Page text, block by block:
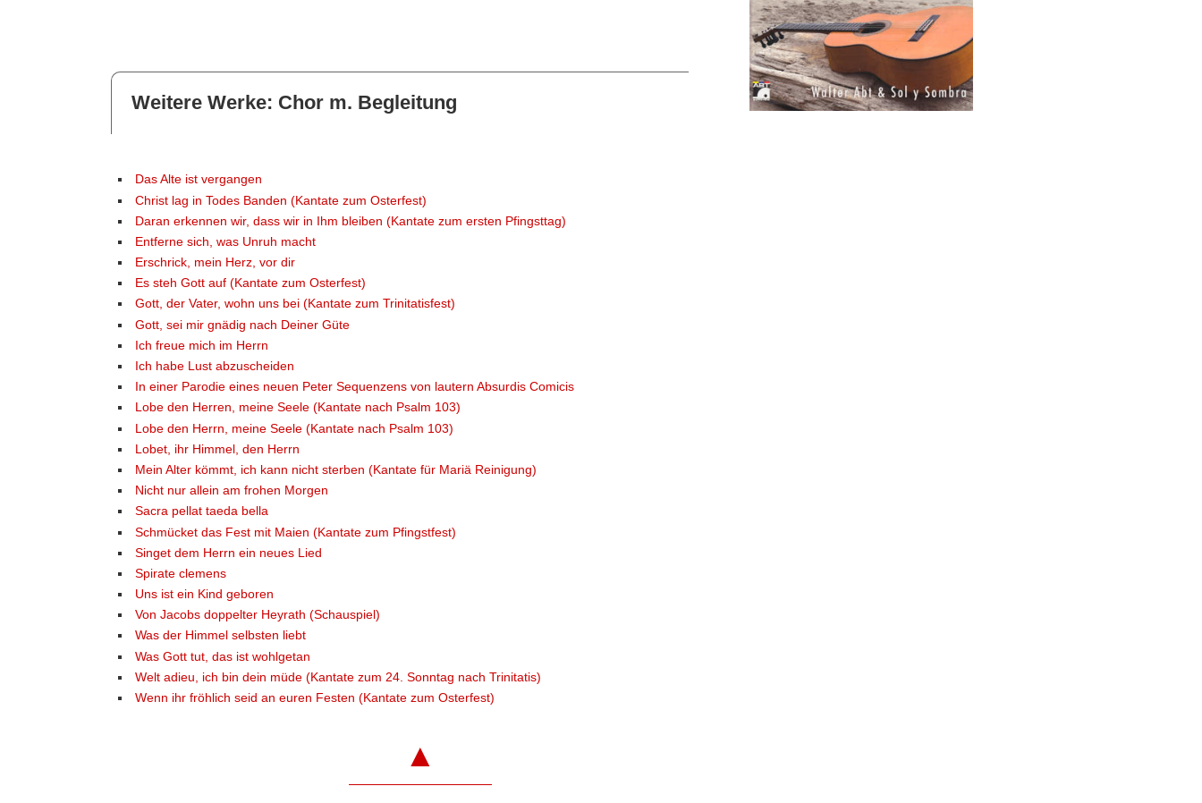
Weitere Werke: Chor m. Begleitung
Das Alte ist vergangen
Christ lag in Todes Banden (Kantate zum Osterfest)
Daran erkennen wir, dass wir in Ihm bleiben (Kantate zum ersten Pfingsttag)
Entferne sich, was Unruh macht
Erschrick, mein Herz, vor dir
Es steh Gott auf (Kantate zum Osterfest)
Gott, der Vater, wohn uns bei (Kantate zum Trinitatisfest)
Gott, sei mir gnädig nach Deiner Güte
Ich freue mich im Herrn
Ich habe Lust abzuscheiden
In einer Parodie eines neuen Peter Sequenzens von lautern Absurdis Comicis
Lobe den Herren, meine Seele (Kantate nach Psalm 103)
Lobe den Herrn, meine Seele (Kantate nach Psalm 103)
Lobet, ihr Himmel, den Herrn
Mein Alter kömmt, ich kann nicht sterben (Kantate für Mariä Reinigung)
Nicht nur allein am frohen Morgen
Sacra pellat taeda bella
Schmücket das Fest mit Maien (Kantate zum Pfingstfest)
Singet dem Herrn ein neues Lied
Spirate clemens
Uns ist ein Kind geboren
Von Jacobs doppelter Heyrath (Schauspiel)
Was der Himmel selbsten liebt
Was Gott tut, das ist wohlgetan
Welt adieu, ich bin dein müde (Kantate zum 24. Sonntag nach Trinitatis)
Wenn ihr fröhlich seid an euren Festen (Kantate zum Osterfest)
▲